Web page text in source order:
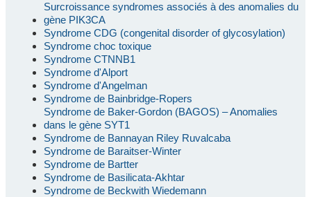
Surcroissance syndromes associés à des anomalies du
gène PIK3CA
Syndrome CDG (congenital disorder of glycosylation)
Syndrome choc toxique
Syndrome CTNNB1
Syndrome d'Alport
Syndrome d'Angelman
Syndrome de Bainbridge-Ropers
Syndrome de Baker-Gordon (BAGOS) – Anomalies
dans le gène SYT1
Syndrome de Bannayan Riley Ruvalcaba
Syndrome de Baraitser-Winter
Syndrome de Bartter
Syndrome de Basilicata-Akhtar
Syndrome de Beckwith Wiedemann